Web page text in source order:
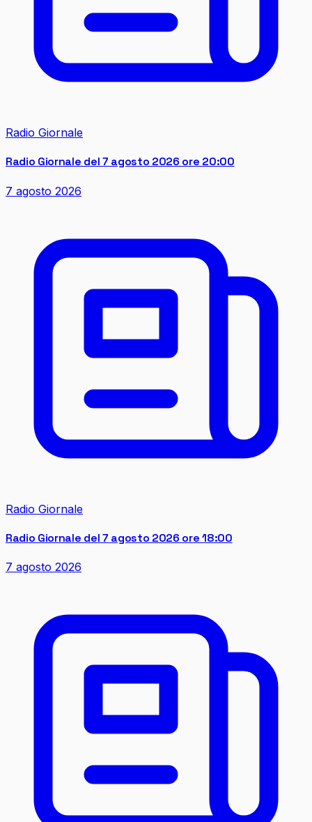
Radio Giornale
Radio Giornale del 7 agosto 2026 ore 20:00
7 agosto 2026
Radio Giornale
Radio Giornale del 7 agosto 2026 ore 18:00
7 agosto 2026